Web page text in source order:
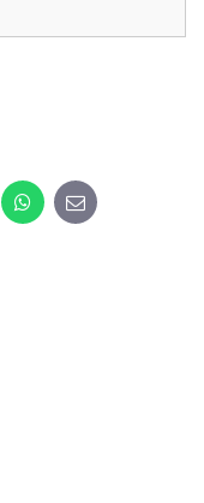
WhatsApp
E-
mail